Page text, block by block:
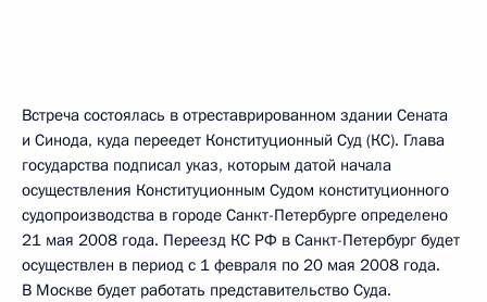
Встреча состоялась в отреставрированном здании Сената
и Синода, куда переедет Конституционный Суд (КС). Глава
государства подписал указ, которым датой начала
осуществления Конституционным Судом конституционного
судопроизводства в городе Санкт-Петербурге определено
21 мая 2008 года. Переезд КС РФ в Санкт-Петербург будет
осуществлен в период с 1 февраля по 20 мая 2008 года.
В Москве будет работать представительство Суда.